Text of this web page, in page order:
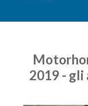
2019 -